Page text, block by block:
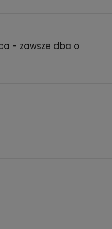
- zawsze dba o